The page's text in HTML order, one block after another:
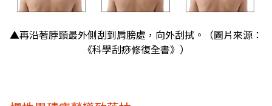
▲再沿著脖頸最外側刮到肩膀處，向外刮拭。（圖片來源：
《科學刮痧修復全書》）